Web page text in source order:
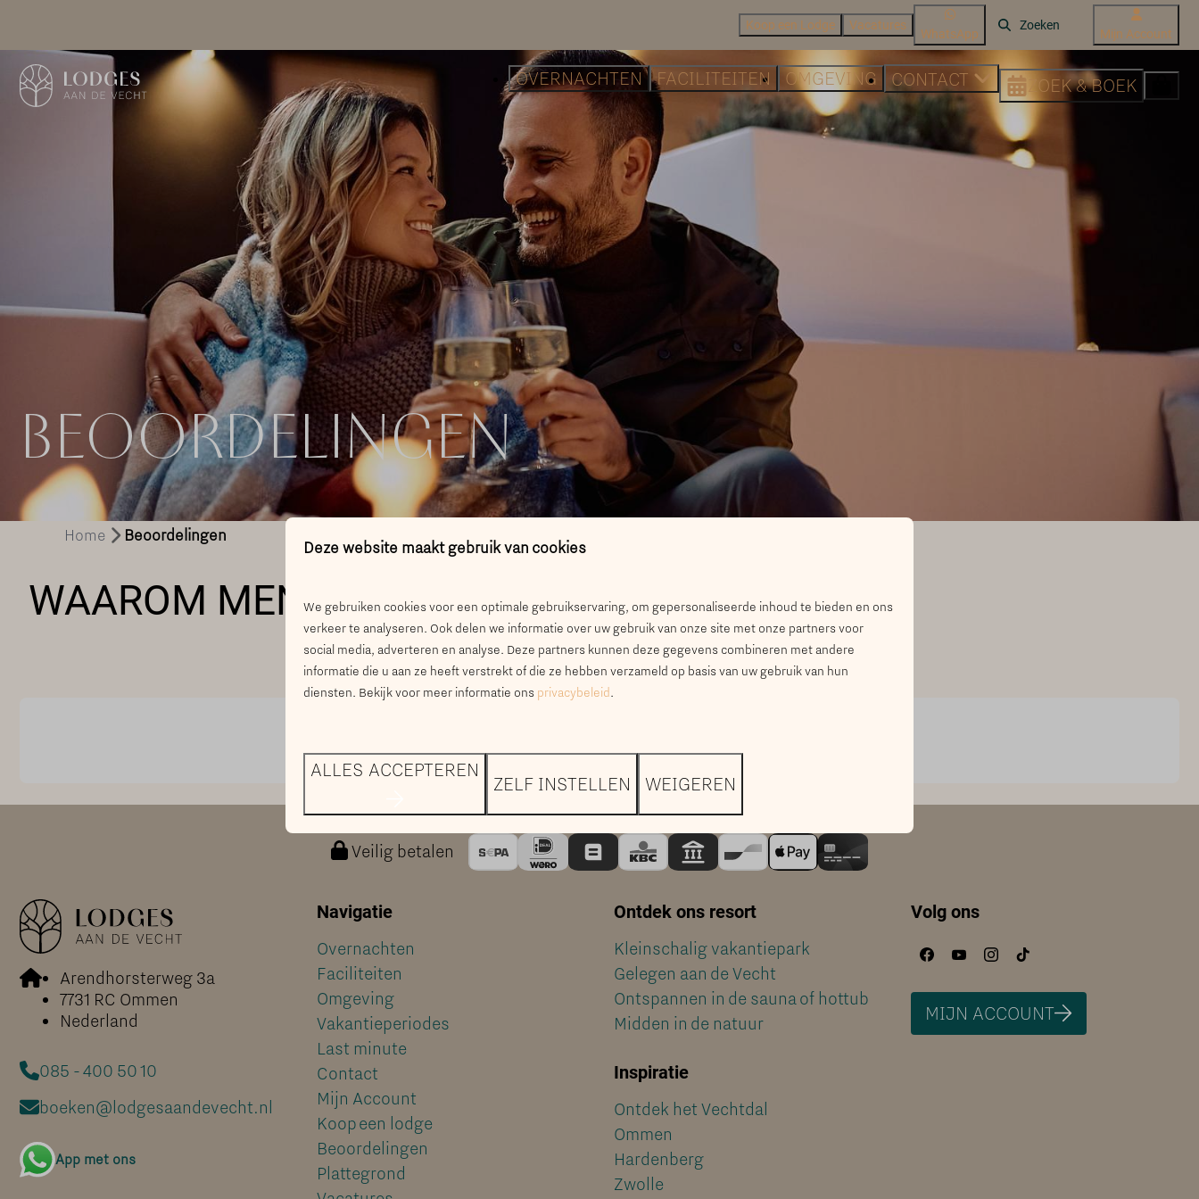
Koop een Lodge Vacatures
WhatsApp Mijn Account
OVERNACHTEN FACILITEITEN OMGEVING CONTACT ZOEK & BOEK
BEOORDELINGEN
Home Beoordelingen
WAAROM MENSEN GRAAG BIJ ONS BLIJVEN
Veilig betalen
Arendhorsterweg 3a
7731 RC Ommen
Nederland
085 - 400 50 10
boeken@lodgesaandevecht.nl
App met ons
Navigatie
Overnachten
Faciliteiten
Omgeving
Vakantieperiodes
Last minute
Contact
Mijn Account
Koop een lodge
Beoordelingen
Plattegrond
Ontdek ons resort
Kleinschalig vakantiepark
Gelegen aan de Vecht
Ontspannen in de sauna of hottub
Midden in de natuur
Inspiratie
Ontdek het Vechtdal
Ommen
Hardenberg
Zwolle
Volg ons
MIJN ACCOUNT
Deze website maakt gebruik van cookies
We gebruiken cookies voor een optimale gebruikservaring, om gepersonaliseerde inhoud te bieden en ons
verkeer te analyseren. Ook delen we informatie over uw gebruik van onze site met onze partners voor
social media, adverteren en analyse. Deze partners kunnen deze gegevens combineren met andere
informatie die u aan ze heeft verstrekt of die ze hebben verzameld op basis van uw gebruik van hun
diensten. Bekijk voor meer informatie ons privacybeleid.
ALLES ACCEPTEREN
ZELF INSTELLEN WEIGEREN